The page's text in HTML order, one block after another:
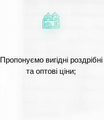
Пропонуємо вигідні роздрібні
та оптові ціни;